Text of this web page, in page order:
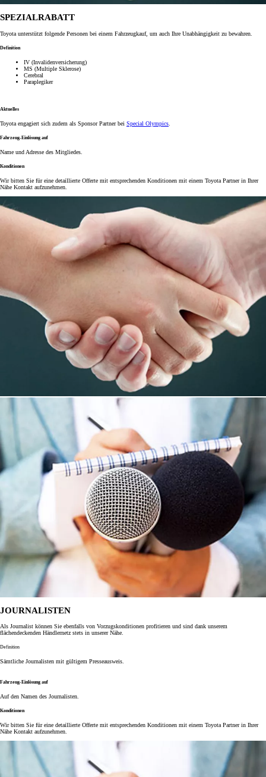
SPEZIALRABATT
Toyota unterstützt folgende Personen bei einem Fahrzeugkauf, um auch Ihre Unabhängigkeit zu bewahren.
Definition
IV (Invalidenversicherung)
MS (Multiple Sklerose)
Cerebral
Paraplegiker
Aktuelles
Toyota engagiert sich zudem als Sponsor Partner bei Special Olympics
Fahrzeug-Einlösung auf
Name und Adresse des Mitgliedes.
Konditionen
Wir bitten Sie für eine detaillierte Offerte mit entsprechenden Konditionen mit einem Toyota Partner in Ihrer
Nähe Kontakt aufzunehmen.
JOURNALISTEN
Als Journalist können Sie ebenfalls von Vorzugskonditionen profitieren und sind dank unserem
flächendeckenden Händlernetz stets in unserer Nähe.
Definition
Sämtliche Journalisten mit gültigem Presseausweis.
Fahrzeug-Einlösung auf
Auf den Namen des Journalisten.
Konditionen
Wir bitten Sie für eine detaillierte Offerte mit entsprechenden Konditionen mit einem Toyota Partner in Ihrer
Nähe Kontakt aufzunehmen.